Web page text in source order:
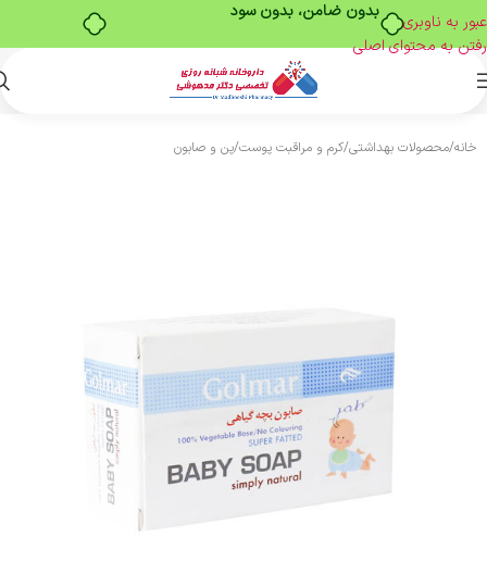
بدون ضامن، بدون سود
عبور به ناوبری
رفتن به محتوای اصلی
خانه/محصولات بهداشتی/کرم و مراقبت پوست/پن و صابون